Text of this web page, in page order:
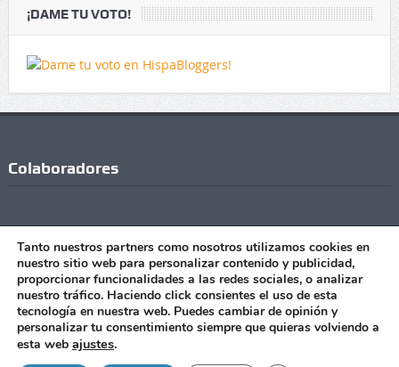
¡DAME TU VOTO!
Colaboradores
Copyright © Todos los Derechos Reservados - 2021 |Realizado
con
por
Tanto nuestros partners como nosotros utilizamos cookies en
nuestro sitio web para personalizar contenido y publicidad,
proporcionar funcionalidades a las redes sociales, o analizar
nuestro tráfico. Haciendo click consientes el uso de esta
tecnología en nuestra web. Puedes cambiar de opinión y
personalizar tu consentimiento siempre que quieras volviendo a
esta web ajustes.